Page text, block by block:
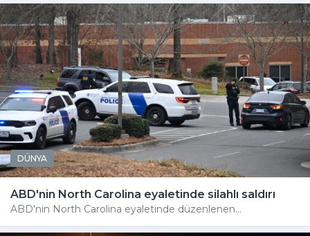
DÜNYA
ABD'nin North Carolina eyaletinde silahlı saldırı
ABD'nin North Carolina eyaletinde düzenlenen...